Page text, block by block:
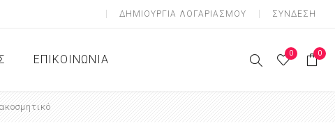
ΔΗΜΙOΥΡΓΊΑ ΛΟΓΑΡΙΑΣΜΟΎ ΣΎΝΔΕΣΗ
Ζώνες
ΕΠΙΚΟΙΝΩΝΊΑ 0 0